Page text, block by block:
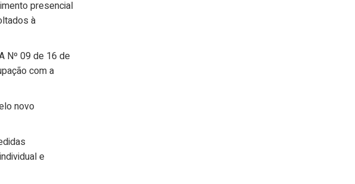
presencial
à
Nº 09 de 16 de
com a
novo
e